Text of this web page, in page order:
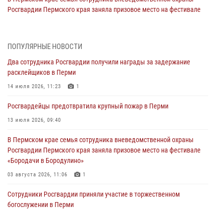
Росгвардии Пермского края заняла призовое место на фестивале
юных спортсменов
03 августа 2026, 10:59
30 июля 2026, 05:19
богослужении в Перми
28 июля 2026, 10:44
Росгвардейцы оказали силовую поддержку при задержании
28 июля 2026, 06:15
ПОПУЛЯРНЫЕ НОВОСТИ
Два сотрудника Росгвардии получили награды за задержание
расклейщиков в Перми
14 июля 2026, 11:23 1
Росгвардейцы предотвратила крупный пожар в Перми
13 июля 2026, 09:40
В Пермском крае семья сотрудника вневедомственной охраны
Росгвардии Пермского края заняла призовое место на фестивале
«Бородачи в Бородулино»
03 августа 2026, 11:06 1
Сотрудники Росгвардии приняли участие в торжественном
богослужении в Перми